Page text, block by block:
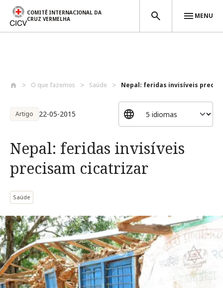
COMITÊ INTERNACIONAL DA
CRUZ VERMELHA
MENU
O que fazemos Saúde Nepal: feridas invisíveis
Artigo 22-05-2015
Nepal: feridas invisíveis
precisam cicatrizar
Saúde